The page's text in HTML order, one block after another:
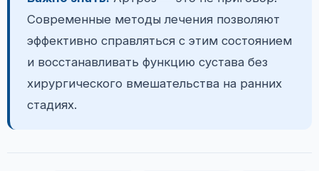
Современные методы лечения позволяют
эффективно справляться с этим состоянием
и восстанавливать функцию сустава без
хирургического вмешательства на ранних
стадиях.